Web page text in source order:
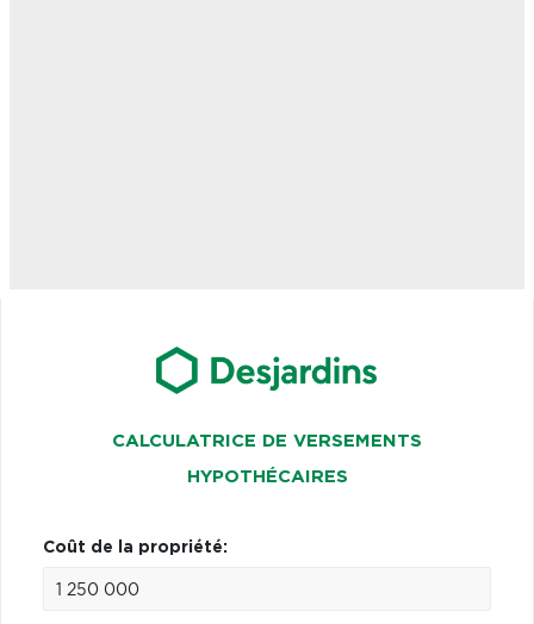
CALCULATRICE DE VERSEMENTS
HYPOTHÉCAIRES
Coût de la propriété: